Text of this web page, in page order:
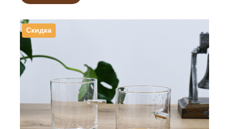
Скидка